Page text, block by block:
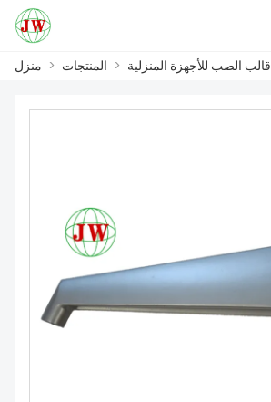
العربية Български Deutsch منزل > المنتجات > قالب الصب للأجهزة المنزلية